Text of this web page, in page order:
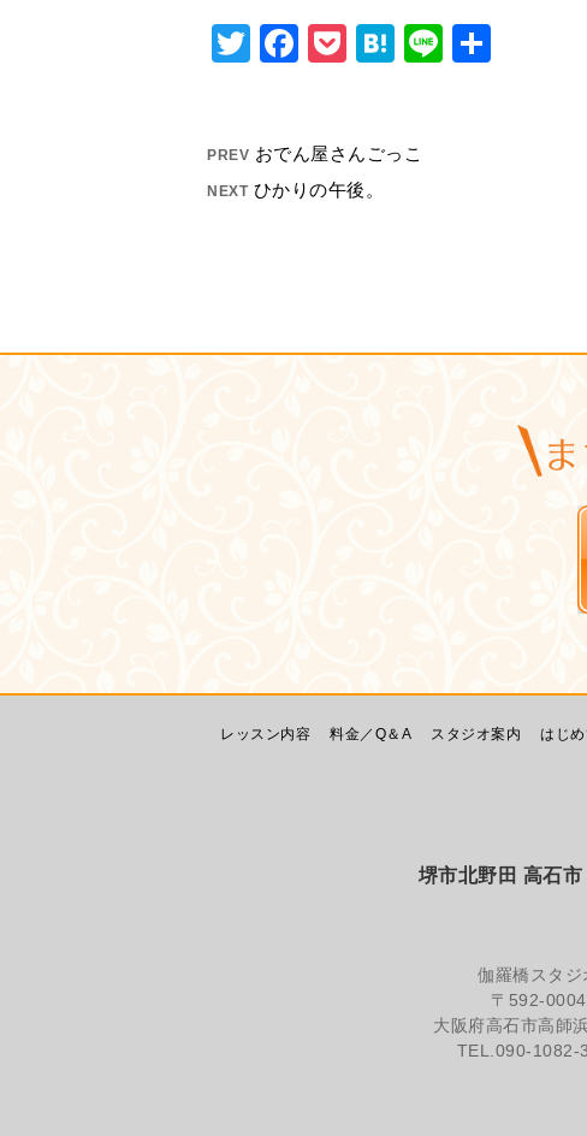
Twitter
Facebook
Pocket
Hatena
Line
PREV おでん屋さんごっこ
NEXT ひかりの午後。
レッスン内容 料金／Q＆A スタジオ案内 はじ
堺市北野田 高石
伽羅橋スタジ
〒592-0004
大阪府高石市高師
TEL.090-1082-